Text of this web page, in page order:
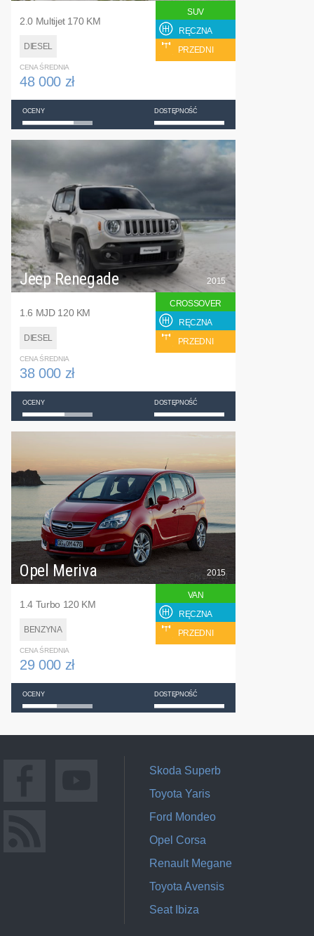
2.0 Multijet 170 KM
DIESEL
SUV
RĘCZNA
PRZEDNI
CENA ŚREDNIA
48 000 zł
OCENY DOSTĘPNOŚĆ
Jeep Renegade
1.6 MJD 120 KM
DIESEL
2015
CROSSOVER
RĘCZNA
PRZEDNI
CENA ŚREDNIA
38 000 zł
OCENY DOSTĘPNOŚĆ
Opel Meriva
1.4 Turbo 120 KM
BENZYNA
2015
VAN
RĘCZNA
PRZEDNI
CENA ŚREDNIA
29 000 zł
OCENY DOSTĘPNOŚĆ
Skoda Superb
Toyota Yaris
Ford Mondeo
Opel Corsa
Renault Megane
Toyota Avensis
Seat Ibiza